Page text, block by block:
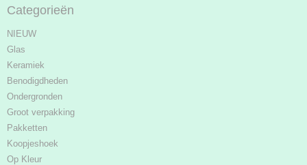
Categorieën
NIEUW
Glas
Keramiek
Benodigdheden
Ondergronden
Groot verpakking
Pakketten
Koopjeshoek
Op Kleur